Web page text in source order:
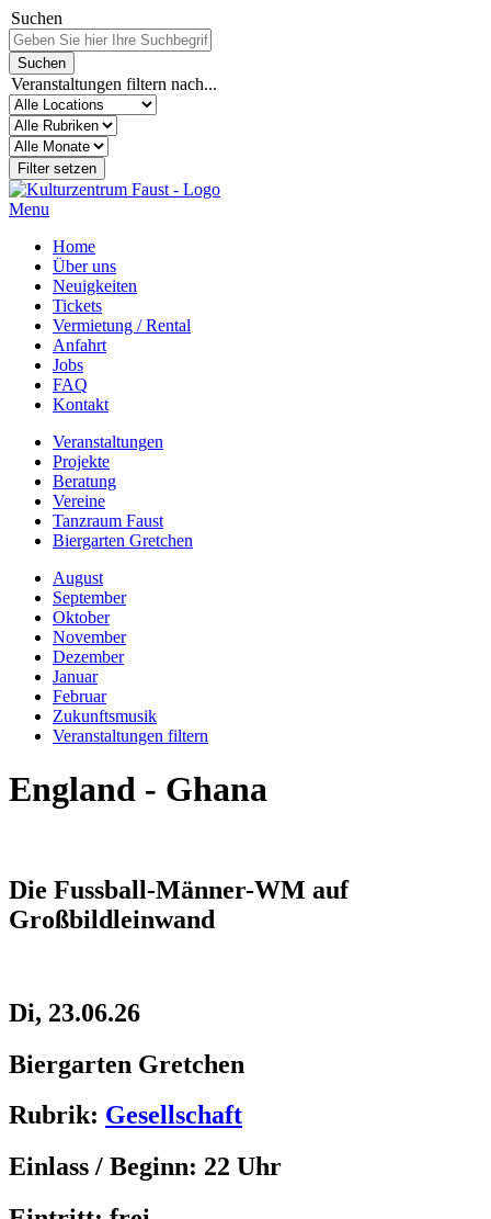
Suchen
Veranstaltungen filtern nach...
Menu
Home
Über uns
Neuigkeiten
Tickets
Vermietung / Rental
Anfahrt
Jobs
FAQ
Kontakt
Veranstaltungen
Projekte
Beratung
Vereine
Tanzraum Faust
Biergarten Gretchen
August
September
Oktober
November
Dezember
Januar
Februar
Zukunftsmusik
Veranstaltungen filtern
England - Ghana
Die Fussball-Männer-WM auf
Großbildleinwand
Di, 23.06.26
Biergarten Gretchen
Rubrik: Gesellschaft
Einlass / Beginn: 22 Uhr